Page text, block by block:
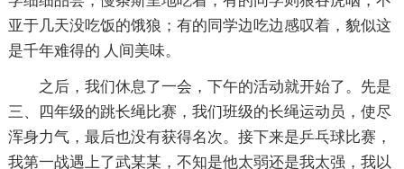
亚于几天没吃饭的饿狼；有的同学边吃边感叹着，貌似这
是千年难得的 人间美味。
之后，我们休息了一会，下午的活动就开始了。先是
三、四年级的跳长绳比赛，我们班级的长绳运动员，使尽
浑身力气，最后也没有获得名次。接下来是乒乓球比赛，
我第一战遇上了武某某，不知是他太弱还是我太强，我以